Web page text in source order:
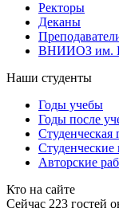
Ректоры
Деканы
ВНИИОЗ им.
Наши студенты
Годы учебы
Годы после
Студенческая
Студенческие
Авторские
Кто на сайте
Сейчас 223 гостей